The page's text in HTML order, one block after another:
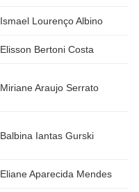
Ismael Lourenço Albino
Elisson Bertoni Costa
Miriane Araujo Serrato
Balbina Iantas Gurski
Eliane Aparecida Mendes